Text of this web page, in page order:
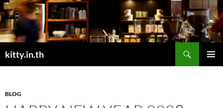
Skip
to
content
kitty.in.th
BLOG